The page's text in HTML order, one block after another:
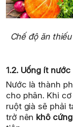
Chế độ ăn
1.2. Uống ít nước
Nước là thành
cho phân. Khi
ruột già sẽ phải
trở nên khô